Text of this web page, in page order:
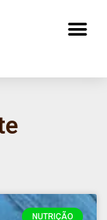
NUTRIÇÃO